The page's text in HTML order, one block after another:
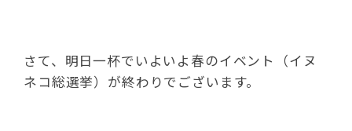
さて、明日一杯でいよいよ春のイベント（イヌ
ネコ総選挙）が終わりでございます。